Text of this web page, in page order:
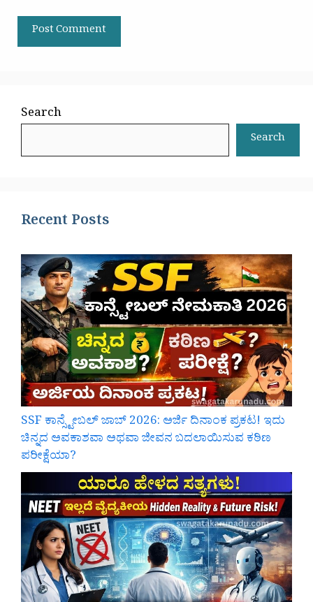
Search
Search
Recent Posts
SSF ಕಾನ್ಸ್ಟೇಬಲ್ ಜಾಬ್ 2026: ಅರ್ಜಿ ದಿನಾಂಕ ಪ್ರಕಟ! ಇದು
ಚಿನ್ನದ ಅವಕಾಶವಾ ಅಥವಾ ಜೀವನ ಬದಲಾಯಿಸುವ ಕಠಿಣ
ಪರೀಕ್ಷೆಯಾ?